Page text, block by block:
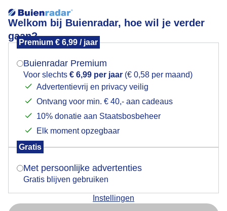
Welkom bij Buienradar, hoe wil je verder
gaan?
Premium € 6,99 / jaar
Buienradar Premium
Voor slechts € 6,99 per jaar (€ 0,58 per maand)
Advertentievrij en privacy veilig
Ontvang voor min. € 40,- aan cadeaus
10% donatie aan Staatsbosbeheer
Elk moment opzegbaar
Gratis
Met persoonlijke advertenties
Gratis blijven gebruiken
Instellingen
Beetje meer wind
Maar nog zeker mooi met afwisselend zon en wolken.
Mogen we je locatie gebruiken voor het
Indien je hier nog geen akkoord op hebt gegeven,
verschijnt er zo een pop-up uit je browser waarin
Is goed, toon de popup
Nu niet, misschien later